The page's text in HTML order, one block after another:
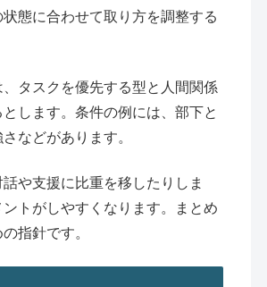
態に合わせて取り方を調整する
タスクを優先する型と人間関係
します。条件の例には、部下と
などがあります。
や支援に比重を移したりしま
トがしやすくなります。まとめ
指針です。